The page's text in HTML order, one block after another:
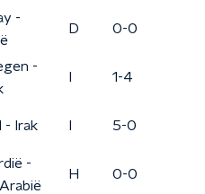
-
D 0-0
-
1-4
- Irak 5-0
-
H 0-0